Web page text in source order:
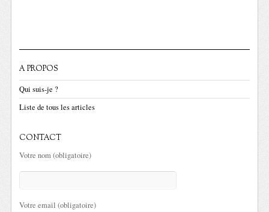
A PROPOS
Qui suis-je ?
Liste de tous les articles
CONTACT
Votre nom (obligatoire)
Votre email (obligatoire)